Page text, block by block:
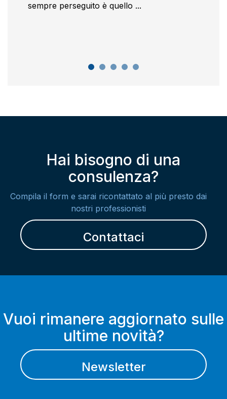
sempre perseguito è quello ...
Hai bisogno di una
consulenza?
Compila il form e sarai ricontattato al più presto dai
nostri professionisti
Contattaci
Vuoi rimanere aggiornato sulle
ultime novità?
Newsletter